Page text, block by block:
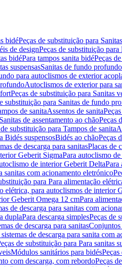
bidéPeças de substituição para
de designPeças de substituição para
bidéPara tampos sanita bidéPeças
suspensasSanitas de fundo profundo
para autoclismos de exterior
Autoclismos de exterior para
Peças de substituição para Sanitas
substituição para Sanitas de fundo
de sanitaAssentos de sanita
Sanitas de assentamento ao chãoPeças
substituição para Tampos de sanita
Bidés suspensosBidés ao chãoPeças
de descarga para sanitasPlacas de
Geberit SigmaPara autoclismo
de interior Geberit DeltaPara
sanitas com acionamento eletrónico
para Para alimentação
elétrica, para autoclismos de interior
Geberit Omega 12 cmPara
de descarga para sanitas com
duplaPara descarga simplesPeças de
de descarga para sanitasConjuntos
de descarga para sanita com
de substituição para Para sanitas
Módulos sanitários para bidés
com descarga, com rebordoPeças